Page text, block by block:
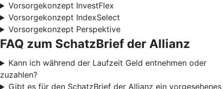
Vorsorgekonzept InvestFlex
Vorsorgekonzept IndexSelect
Vorsorgekonzept Perspektive
FAQ zum SchatzBrief der Allianz
Kann ich während der Laufzeit Geld entnehmen oder
zuzahlen?
Gibt es für den SchatzBrief der Allianz ein vorgesehenes